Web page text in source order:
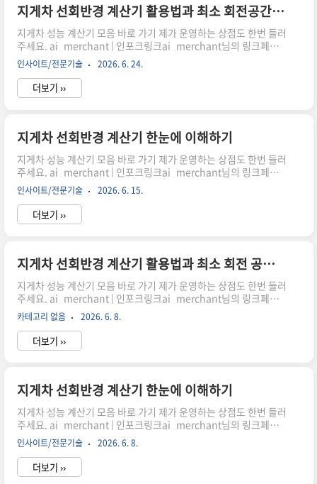
공간 계획 시 고려해야 할 사항을 알아보겠습니다.지게차 선회반경
이 중요한 이유 지게차는 제한된 공간에서 반복적으로 회전과 적재
작업을 수행합니다.선회반경이 크면 넓..
지게차 선회반경 계산기 활용법과 최소 회전공간 확인하기
지게차 성능 계산기 모음 바로 가기 제가 운영하는 상점도 한번 들러
주세요. ai_merchant | 인포크링크ai_merchant님의 링크페이
지를 구경해보세요 👀link.inpock.co.kr 휠베이스와 조향각으로
작업공간을 효율적으로 계산하는 방법지게차는 좁은 창고와 물류
센터에서 자주 사용되기 때문에 선회반경은 작업 효율과 안전에 직
접적인 영향을 줍니다. 선회반경을 정확히 계산하면 필요한 통로폭
공간 계획 시 고려해야 할 사항을 알아보겠습니다.지게차 선회반경
이 중요한 이유 지게차는 제한된 공간에서 반복적으로 회전과 적재
작업을 수행합니다.선회반경이 크면 넓..
인사이트/전문기술 2026. 6. 24.
더보기 ››
지게차 선회반경 계산기 한눈에 이해하기
지게차 성능 계산기 모음 바로 가기 제가 운영하는 상점도 한번 들러
주세요. ai_merchant | 인포크링크ai_merchant님의 링크페이
지를 구경해보세요 👀link.inpock.co.kr 최소 회전 공간 어떻게 계
산할까?지게차 작업 시 가장 중요한 요소 중 하나는 바로 회전 공간
입니다. 좁은 창고나 물류 현장에서 효율적으로 움직이기 위해서는
정확한 선회반경 계산이 필수입니다. 이 글에서는 휠베이스와 조향
시어, 주문하시면 저에게 많은 도움이 됩니다. 감사합니다."이 포스
팅은 쿠팡 파트너스 활동의 일환으로, 이에 따른 일정액의 수수료를
제공받습니다." 지게차를 실제로 운..
인사이트/전문기술 2026. 6. 15.
더보기 ››
지게차 선회반경 계산기 활용법과 최소 회전 공간 확인하기
지게차 성능 계산기 모음 바로 가기 제가 운영하는 상점도 한번 들러
주세요. ai_merchant | 인포크링크ai_merchant님의 링크페이
지를 구경해보세요 👀link.inpock.co.kr 휠베이스와 조향각으로
보는 지게차 회전 공간 계산지게차 작업에서 중요한 요소 중 하나는
얼마나 좁은 공간에서도 안정적으로 회전할 수 있는지 확인하는 일
입니다. 이번 글에서는 지게차 선회반경 계산기가 어떤 방식으로 활
펴봐야 하는지 정리해드립니다.지게차 선회반경 계산기가 필요한
이유지게차는 단순히 앞으로 이동하는 장비가 아닙니다. 창고 안 통
로를 돌고, 적재 구역에서 방향을 바꾸고..
카테고리 없음 2026. 6. 8.
더보기 ››
지게차 선회반경 계산기 한눈에 이해하기
지게차 성능 계산기 모음 바로 가기 제가 운영하는 상점도 한번 들러
주세요. ai_merchant | 인포크링크ai_merchant님의 링크페이
지를 구경해보세요 👀link.inpock.co.kr 최소 회전 공간 어떻게 계
산할까?지게차 작업 시 가장 중요한 요소 중 하나는 바로 회전 공간
입니다. 좁은 창고나 물류 현장에서 효율적으로 움직이기 위해서는
정확한 선회반경 계산이 필수입니다. 이 글에서는 휠베이스와 조향
인사이트/전문기술 2026. 6. 8.
더보기 ››